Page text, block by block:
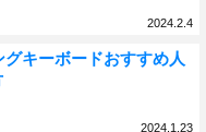
2024.2.4
グキーボードおすすめ人
2024.1.23